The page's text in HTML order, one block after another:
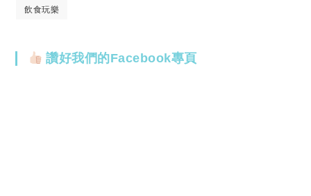
飲食玩樂
讚好我們的Facebook專頁